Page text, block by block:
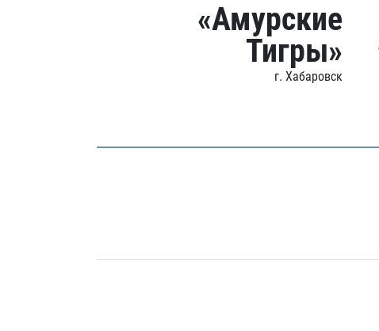
«Амурские
Тигры»
г. Хабаровск